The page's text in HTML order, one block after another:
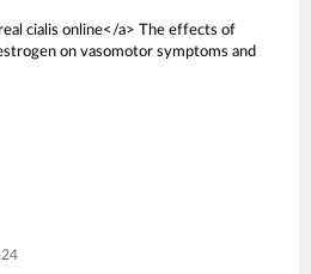
cialis online</a> The effects of
on vasomotor symptoms and